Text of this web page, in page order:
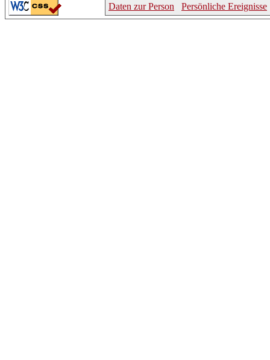
Daten zur Person
Persönliche Ereignisse